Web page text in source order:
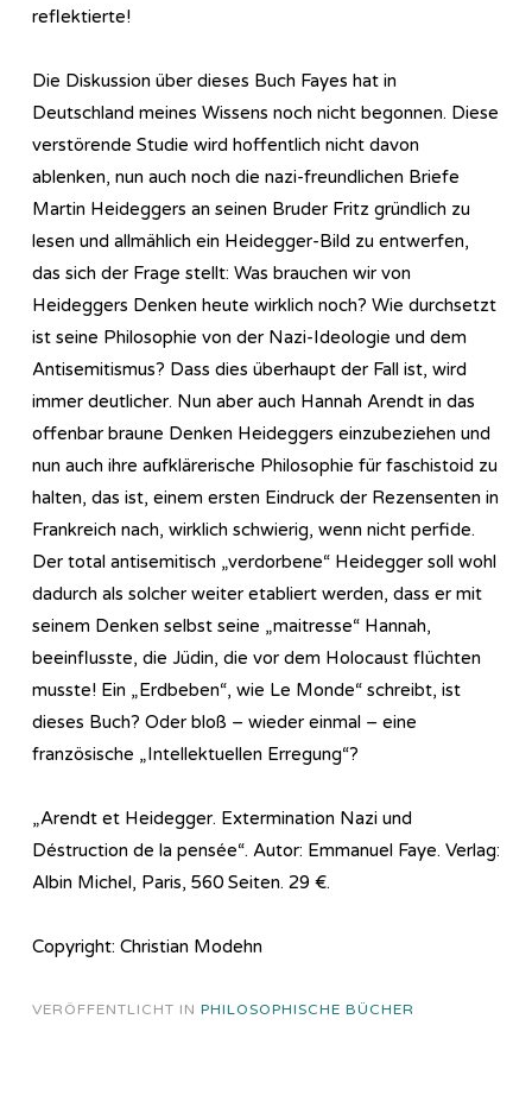
reflektierte!
Die Diskussion über dieses Buch Fayes hat in
Deutschland meines Wissens noch nicht begonnen. Diese
verstörende Studie wird hoffentlich nicht davon
ablenken, nun auch noch die nazi-freundlichen Briefe
Martin Heideggers an seinen Bruder Fritz gründlich zu
lesen und allmählich ein Heidegger-Bild zu entwerfen,
das sich der Frage stellt: Was brauchen wir von
Heideggers Denken heute wirklich noch? Wie durchsetzt
ist seine Philosophie von der Nazi-Ideologie und dem
Antisemitismus? Dass dies überhaupt der Fall ist, wird
immer deutlicher. Nun aber auch Hannah Arendt in das
offenbar braune Denken Heideggers einzubeziehen und
nun auch ihre aufklärerische Philosophie für faschistoid zu
halten, das ist, einem ersten Eindruck der Rezensenten in
Frankreich nach, wirklich schwierig, wenn nicht perfide.
Der total antisemitisch „verdorbene“ Heidegger soll wohl
dadurch als solcher weiter etabliert werden, dass er mit
seinem Denken selbst seine „maitresse“ Hannah,
beeinflusste, die Jüdin, die vor dem Holocaust flüchten
musste! Ein „Erdbeben“, wie Le Monde“ schreibt, ist
dieses Buch? Oder bloß – wieder einmal – eine
französische „Intellektuellen Erregung“?
„Arendt et Heidegger. Extermination Nazi und
Déstruction de la pensée“. Autor: Emmanuel Faye. Verlag:
Albin Michel, Paris, 560 Seiten. 29 €.
Copyright: Christian Modehn
VERÖFFENTLICHT IN PHILOSOPHISCHE BÜCHER